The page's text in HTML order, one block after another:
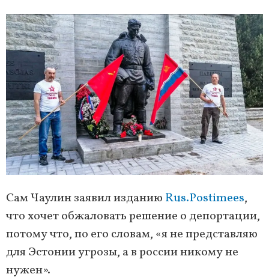
Сам Чаулин заявил изданию Rus.Postimees,
что хочет обжаловать решение о депортации,
потому что, по его словам, «я не представляю
для Эстонии угрозы, а в россии никому не
нужен».